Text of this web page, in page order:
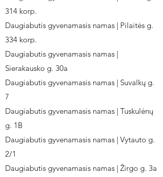
314 korp.
Daugiabutis gyvenamasis namas | Pilaitės g.
334 korp.
Daugiabutis gyvenamasis namas |
Sierakausko g. 30a
Daugiabutis gyvenamasis namas | Suvalkų g.
7
Daugiabutis gyvenamasis namas | Tuskulėnų
g. 1B
Daugiabutis gyvenamasis namas | Vytauto g.
2/1
Daugiabutis gyvenamasis namas | Žirgo g. 3a